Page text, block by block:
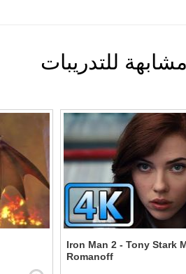
للتدريبات
Iron Man 2 - Tony Stark
Romanoff